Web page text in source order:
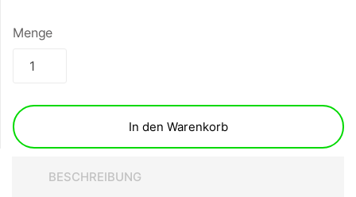
Menge
In den Warenkorb
BESCHREIBUNG